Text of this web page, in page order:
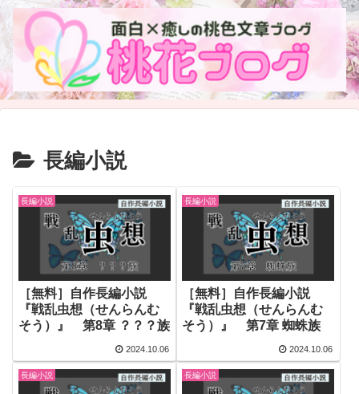
長編小説
長編小説
［無料］自作長編小説
『戦乱虫想（せんらんむ
そう）』 第8章 ？？？族
2024.10.06
長編小説
［無料］自作長編小説
『戦乱虫想（せんらんむ
そう）』 第7章 蜘蛛族
2024.10.06
長編小説 長編小説